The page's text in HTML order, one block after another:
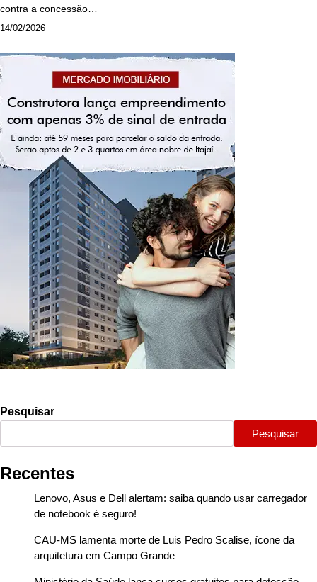
contra a concessão…
14/02/2026
Pesquisar
Pesquisar
Recentes
Lenovo, Asus e Dell alertam: saiba quando usar carregador
de notebook é seguro!
CAU-MS lamenta morte de Luis Pedro Scalise, ícone da
arquitetura em Campo Grande